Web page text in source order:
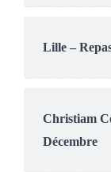
Lille –
Christiam
Décembre